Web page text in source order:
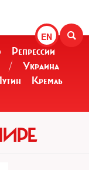
EN
Репрессии
/
Украина
Кремль